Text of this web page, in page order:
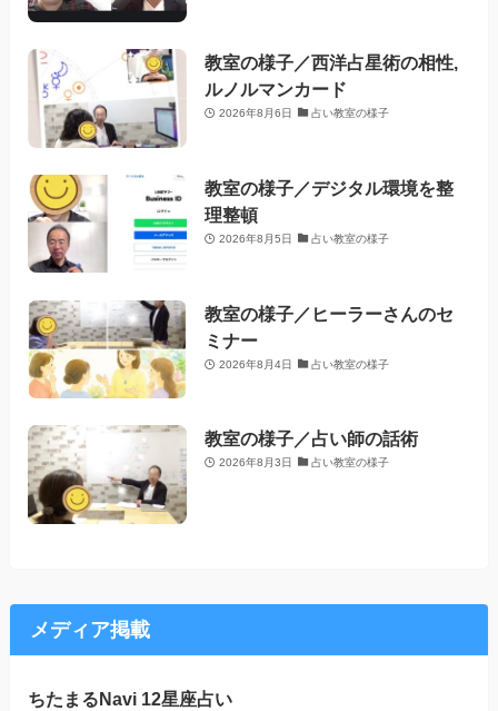
教室の様子／西洋占星術の相性,
ルノルマンカード
2026年8月6日 占い教室の様子
教室の様子／デジタル環境を整
理整頓
2026年8月5日 占い教室の様子
教室の様子／ヒーラーさんのセ
ミナー
2026年8月4日 占い教室の様子
教室の様子／占い師の話術
2026年8月3日 占い教室の様子
メディア掲載
ちたまるNavi 12星座占い